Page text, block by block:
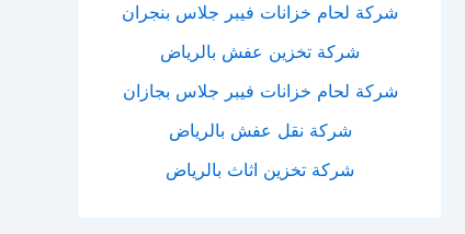
شركة لحام خزانات فيبر جلاس بنجران
شركة تخزين عفش بالرياض
شركة لحام خزانات فيبر جلاس بجازان
شركة نقل عفش بالرياض
شركة تخزين اثاث بالرياض